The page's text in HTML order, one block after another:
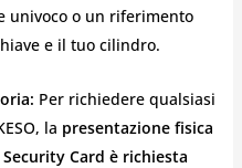
univoco o un riferimento
e il tuo cilindro.
Per richiedere qualsiasi
la presentazione fisica
Card è richiesta